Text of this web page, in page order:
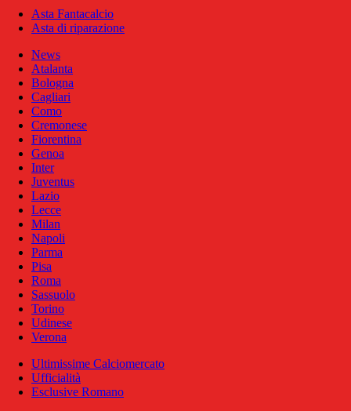
Asta Fantacalcio
Asta di riparazione
News
Atalanta
Bologna
Cagliari
Como
Cremonese
Fiorentina
Genoa
Inter
Juventus
Lazio
Lecce
Milan
Napoli
Parma
Pisa
Roma
Sassuolo
Torino
Udinese
Verona
Ultimissime Calciomercato
Ufficialità
Esclusive Romano